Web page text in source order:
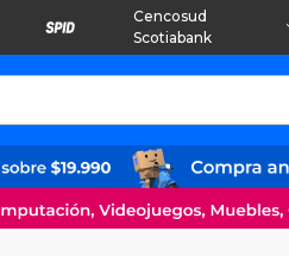
Cencosud
Scotiabank